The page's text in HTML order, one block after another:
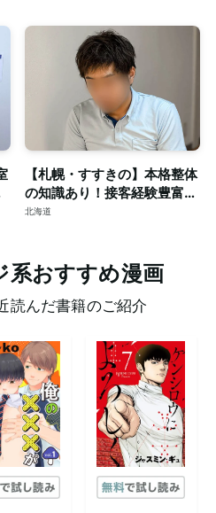
【札幌・すすきの】本格整体
の知識あり！接客経験豊富な
短髪筋トレ男子によるゲイマ
北海道
系おすすめ漫画
読んだ書籍のご紹介